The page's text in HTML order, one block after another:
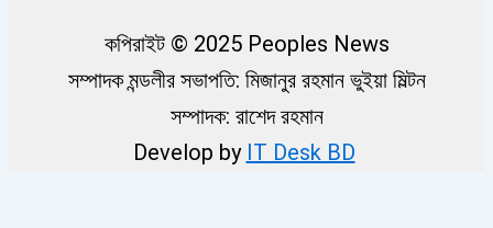
কপিরাইট © 2025 Peoples News
সম্পাদক মন্ডলীর সভাপতি: মিজানুর রহমান ভুইয়া মিল্টন
সম্পাদক: রাশেদ রহমান
Develop by IT Desk BD